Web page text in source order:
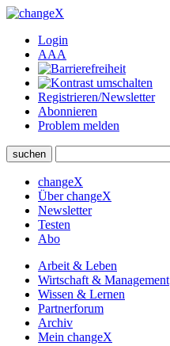
Login
AAA
Registrieren/Newsletter
Abonnieren
Problem melden
suchen
changeX
Über changeX
Newsletter
Testen
Abo
Arbeit & Leben
Wirtschaft & Management
Wissen & Lernen
Partnerforum
Archiv
Mein changeX